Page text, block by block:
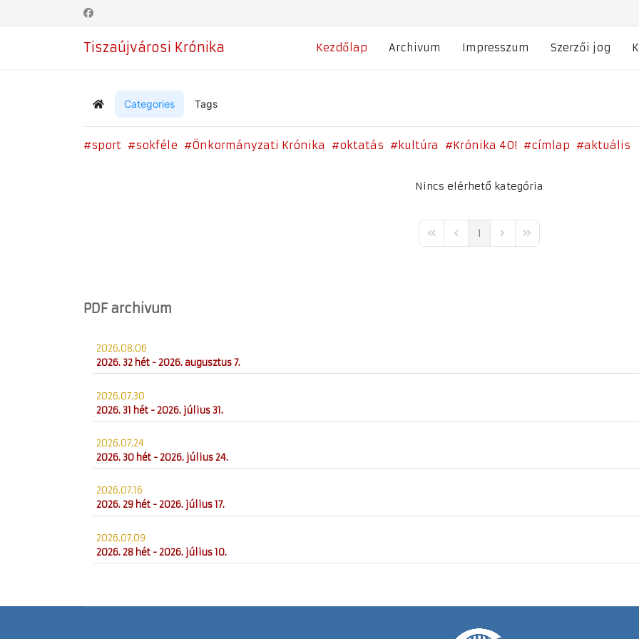
Tiszaújvárosi Krónika Kezdőlap Archivum Impresszum Szerzői jog
Home Categories Tags
sport sokféle Önkormányzati Krónika oktatás kultúra Krónika 40! címlap aktuális
Nincs elérhető kategória
First PagePrevious Page
1 Next PageLast Page
PDF archivum
2026.08.06
2026. 32 hét - 2026. augusztus 7.
2026.07.30
2026. 31 hét - 2026. július 31.
2026.07.24
2026. 30 hét - 2026. július 24.
2026.07.16
2026. 29 hét - 2026. július 17.
2026.07.09
2026. 28 hét - 2026. július 10.